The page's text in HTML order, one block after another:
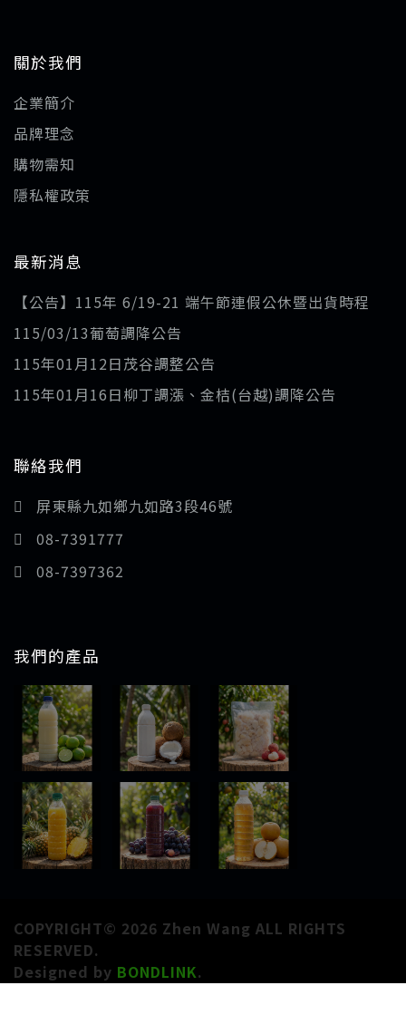
關於我們
企業簡介
品牌理念
購物需知
隱私權政策
最新消息
【公告】115年 6/19-21 端午節連假公休暨出貨時程
115/03/13葡萄調降公告
115年01月12日茂谷調整公告
115年01月16日柳丁調漲、金桔(台越)調降公告
聯絡我們
屏東縣九如鄉九如路3段46號
08-7391777
08-7397362
我們的產品
COPYRIGHT© 2026 Zhen Wang ALL RIGHTS
RESERVED.
Designed by BONDLINK.